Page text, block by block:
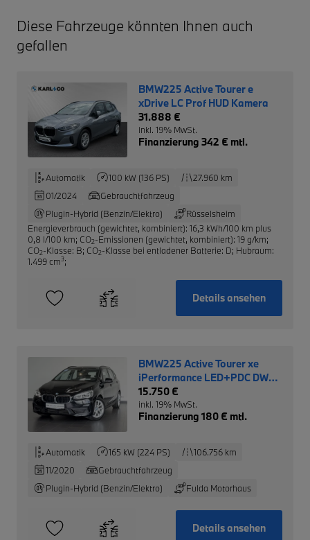
Diese Fahrzeuge könnten Ihnen auch
gefallen
BMW225 Active Tourer e
xDrive LC Prof HUD Kamera
31.888 €
inkl. 19% MwSt.
Finanzierung 342 € mtl.
Automatik 100 kW (136 PS)
27.960 km
01/2024
Gebrauchtfahrzeug
Plugin-Hybrid (Benzin/Elektro)
Rüsselsheim
Energieverbrauch (gewichtet, kombiniert): 16,3 kWh/100 km plus
0,8 l/100 km; CO2-Emissionen (gewichtet, kombiniert): 19 g/km;
CO2-Klasse: B; CO2-Klasse bei entladener Batterie: D; Hubraum:
1.499 cm3;
Details ansehen
BMW225 Active Tourer xe
iPerformance LED+PDC DW
0,5%
15.750 €
inkl. 19% MwSt.
Finanzierung 180 € mtl.
Automatik 165 kW (224 PS)
106.756 km
11/2020
Gebrauchtfahrzeug
Plugin-Hybrid (Benzin/Elektro)
Fulda Motorhaus
Details ansehen